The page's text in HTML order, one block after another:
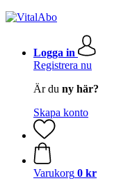
Logga in
Registrera nu
Är du ny här?
Skapa konto
Varukorg 0 kr